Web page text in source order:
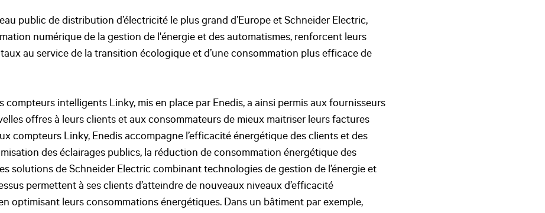
public de distribution d’électricité le plus grand d’Europe et Schneider Electric,
numérique de la gestion de l'énergie et des automatismes, renforcent leurs
au service de la transition écologique et d’une consommation plus efficace de
compteurs intelligents Linky, mis en place par Enedis, a ainsi permis aux fournisseurs
offres à leurs clients et aux consommateurs de mieux maitriser leurs factures
compteurs Linky, Enedis accompagne l’efficacité énergétique des clients et des
des éclairages publics, la réduction de consommation énergétique des
solutions de Schneider Electric combinant technologies de gestion de l’énergie et
permettent à ses clients d’atteindre de nouveaux niveaux d’efficacité
optimisant leurs consommations énergétiques. Dans un bâtiment par exemple,